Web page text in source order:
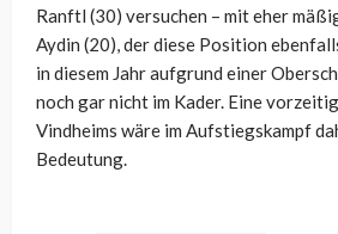
Ranftl (30) versuchen – mit eher
Aydin (20), der diese Position
in diesem Jahr aufgrund einer
noch gar nicht im Kader. Eine
Vindheims wäre im Aufstiegskampf
Bedeutung.